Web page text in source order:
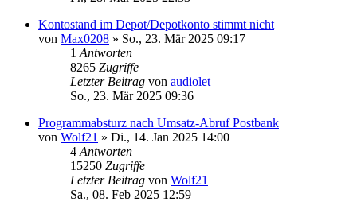
Kontostand im Depot/Depotkonto stimmt nicht
von Max0208 » So., 23. Mär 2025 09:17
1 Antworten
8265 Zugriffe
Letzter Beitrag von audiolet
So., 23. Mär 2025 09:36
Programmabsturz nach Umsatz-Abruf Postbank
von Wolf21 » Di., 14. Jan 2025 14:00
4 Antworten
15250 Zugriffe
Letzter Beitrag von Wolf21
Sa., 08. Feb 2025 12:59